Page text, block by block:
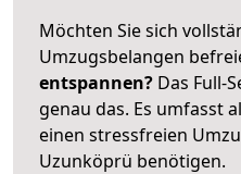
Möchten Sie sich
Umzugsbelangen
entspannen? Das Full-
genau das. Es umfasst
einen stressfreien
Uzunköprü benötigen.